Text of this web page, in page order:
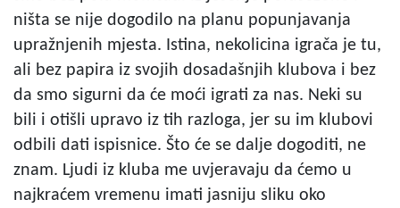
ništa se nije dogodilo na planu popunjavanja
upražnjenih mjesta. Istina, nekolicina igrača je tu,
ali bez papira iz svojih dosadašnjih klubova i bez
da smo sigurni da će moći igrati za nas. Neki su
bili i otišli upravo iz tih razloga, jer su im klubovi
odbili dati ispisnice. Što će se dalje dogoditi, ne
znam. Ljudi iz kluba me uvjeravaju da ćemo u
najkraćem vremenu imati jasniju sliku oko